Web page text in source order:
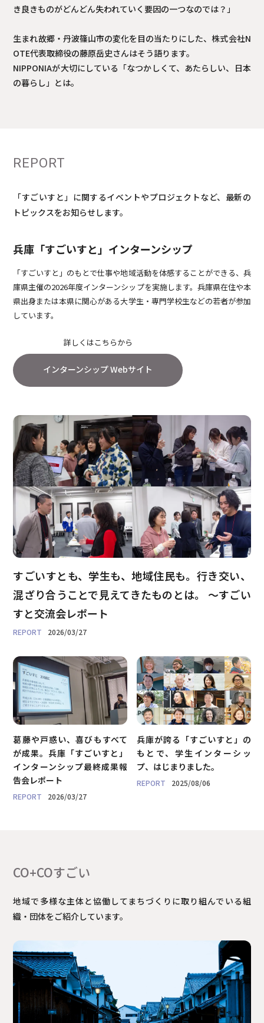
き良きものがどんどん失われていく要因の一つなのでは？」
生まれ故郷・丹波篠山市の変化を目の当たりにした、株式会社N
OTE代表取締役の藤原岳史さんはそう語ります。
NIPPONIAが大切にしている「なつかしくて、あたらしい、日本
の暮らし」とは。
REPORT
「すごいすと」に関するイベントやプロジェクトなど、最新の
トピックスをお知らせします。
兵庫「すごいすと」 インターンシップ
「すごいすと」のもとで仕事や地域活動を体感することができる、兵
庫県主催の2026年度インターンシップを実施します。兵庫県在住や本
県出身または本県に関心がある大学生・専門学校生などの若者が参加
しています。
詳しくはこちらから
インターンシップ Webサイト
すごいすとも、学生も、地域住民も。行き交い、
混ざり合うことで見えてきたものとは。 〜すごい
すと交流会レポート
2026/03/27
葛藤や戸惑い、喜びもすべて
が成果。兵庫「すごいすと」
インターンシップ最終成果報
告会レポート
2026/03/27
兵庫が誇る「すごいすと」の
もとで、学生インターシッ
プ、はじまりました。
2025/08/06
CO+COすごい
地域で多様な主体と協働してまちづくりに取り組んでいる組
織・団体をご紹介しています。